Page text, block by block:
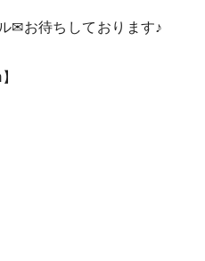
✉お待ちしております♪